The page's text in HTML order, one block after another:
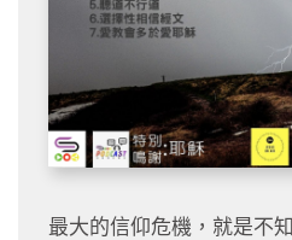
最大的信仰危機，就是不